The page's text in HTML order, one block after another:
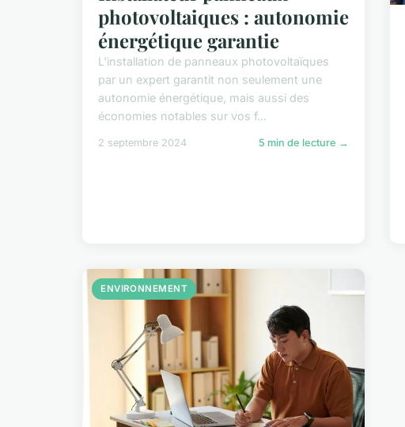
photovoltaiques : autonomie
énergétique garantie
L'installation de panneaux photovoltaïques
par un expert garantit non seulement une
autonomie énergétique, mais aussi des
économies notables sur vos f...
2 septembre 2024 5 min de lecture →
ENVIRONNEMENT